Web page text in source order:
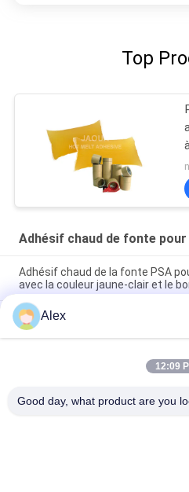
Top
Adhésif chaud de fonte
Adhésif chaud de la fonte PSA
avec la couleur jaune-clair et le
Adhésif chaud sensible à la
des applications industrielles de
Adhésif chaud solide de colle de
dégrossie de bande paerforée de
Alex
12:09
Good day, what product are you